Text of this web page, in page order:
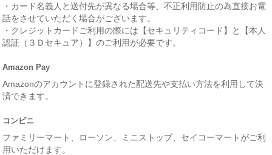
・カード名義人と送付先が異なる場合等、不正利用防止の為直接お電
話をさせていただく場合がございます。
・クレジットカードご利用の際には【セキュリティコード】と【本人
認証（３Ｄセキュア）】のご利用が必要です。
Amazon Pay
Amazonのアカウントに登録された配送先や支払い方法を利用して決
済できます。
コンビニ
ファミリーマート、ローソン、ミニストップ、セイコーマートがご利
用いただけます。